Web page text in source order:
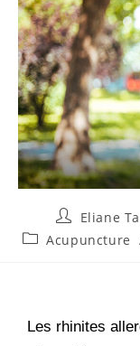
Eliane
Acupuncture
Les rhinites